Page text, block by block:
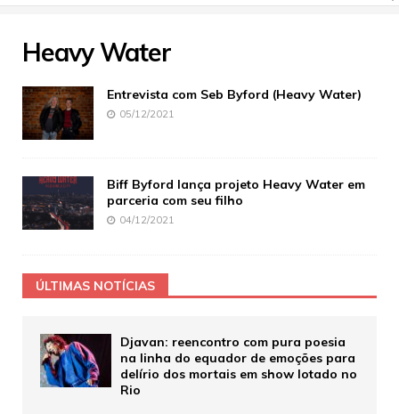
Heavy Water
Entrevista com Seb Byford (Heavy Water)
05/12/2021
Biff Byford lança projeto Heavy Water em
parceria com seu filho
04/12/2021
ÚLTIMAS NOTÍCIAS
Djavan: reencontro com pura poesia
na linha do equador de emoções para
delírio dos mortais em show lotado no
Rio